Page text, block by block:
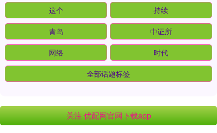
这个 持续
青岛 中证所
网络 时代
全部话题标签
关注 优配网官网下载app